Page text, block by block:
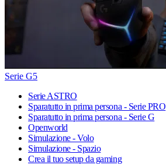
Serie G5
Serie ASTRO
Sparatutto in prima persona - Serie PRO
Sparatutto in prima persona - Serie G
Openworld
Simulazione - Volo
Simulazione - Spazio
Crea il tuo setup da gaming